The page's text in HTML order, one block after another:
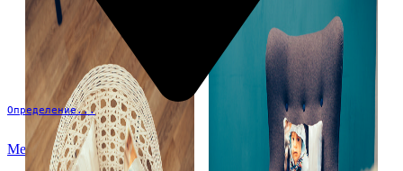
Определение...
Меню